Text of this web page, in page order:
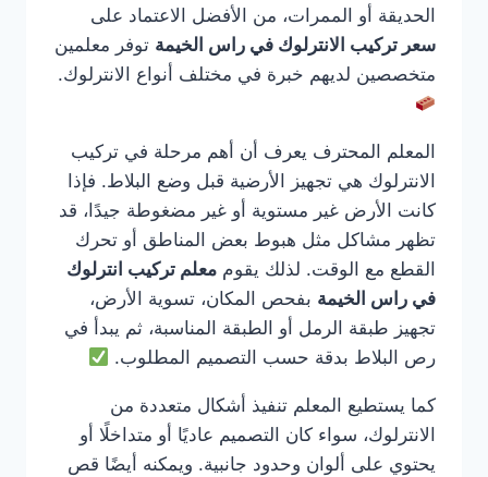
الحديقة أو الممرات، من الأفضل الاعتماد على
سعر تركيب الانترلوك في راس الخيمة توفر معلمين
متخصصين لديهم خبرة في مختلف أنواع الانترلوك.
المعلم المحترف يعرف أن أهم مرحلة في تركيب
الانترلوك هي تجهيز الأرضية قبل وضع البلاط. فإذا
كانت الأرض غير مستوية أو غير مضغوطة جيدًا، قد
تظهر مشاكل مثل هبوط بعض المناطق أو تحرك
القطع مع الوقت. لذلك يقوم معلم تركيب انترلوك
في راس الخيمة بفحص المكان، تسوية الأرض،
تجهيز طبقة الرمل أو الطبقة المناسبة، ثم يبدأ في
رص البلاط بدقة حسب التصميم المطلوب.
كما يستطيع المعلم تنفيذ أشكال متعددة من
الانترلوك، سواء كان التصميم عاديًا أو متداخلًا أو
يحتوي على ألوان وحدود جانبية. ويمكنه أيضًا قص